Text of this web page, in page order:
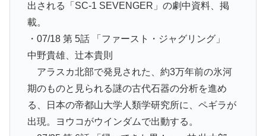
出される「SC-1 SEVENGER」の劇中資料、掲
載。
・07/18 第 5話 「ファースト・ジャグリング」
中野貴雄、辻本貴則
アラスカ北部で発見された、約3万年前の氷河
期のものと見られる謎の古代石器の分析を進め
る、日本の帝都山大学人類学研究所に、ペギラが
出現。ヨウコがウインダムで出動する。